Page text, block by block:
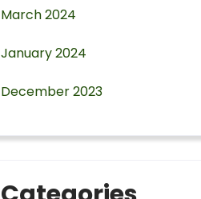
March 2024
January 2024
December 2023